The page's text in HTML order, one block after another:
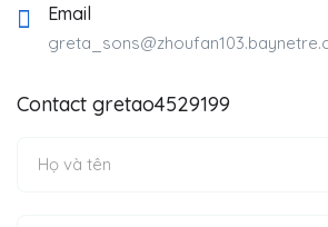
Email
Contact gretao4529199